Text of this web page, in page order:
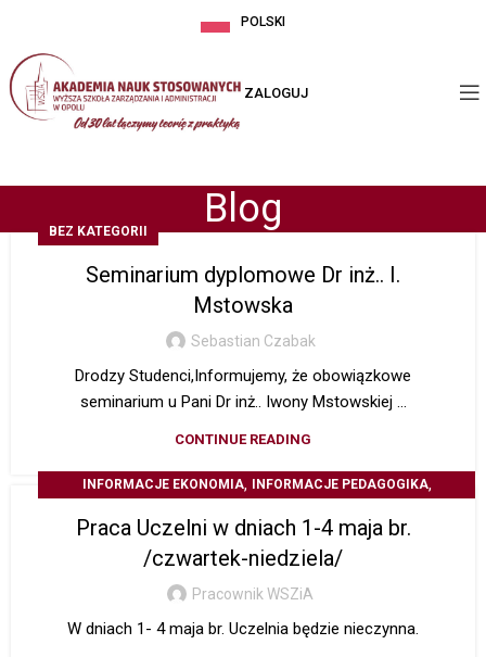
POLSKI
ZALOGUJ
Blog
BEZ KATEGORII
Seminarium dyplomowe Dr inż.. I.
Mstowska
Sebastian Czabak
Drodzy Studenci,Informujemy, że obowiązkowe
seminarium u Pani Dr inż.. Iwony Mstowskiej ...
CONTINUE READING
INFORMACJE EKONOMIA, INFORMACJE PEDAGOGIKA,
Praca Uczelni w dniach 1-4 maja br.
/czwartek-niedziela/
Pracownik WSZiA
W dniach 1- 4 maja br. Uczelnia będzie nieczynna.